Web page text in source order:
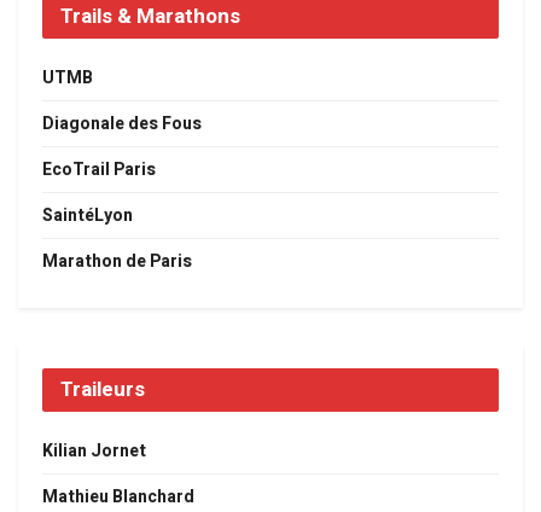
Trails & Marathons
UTMB
Diagonale des Fous
EcoTrail Paris
SaintéLyon
Marathon de Paris
Traileurs
Kilian Jornet
Mathieu Blanchard